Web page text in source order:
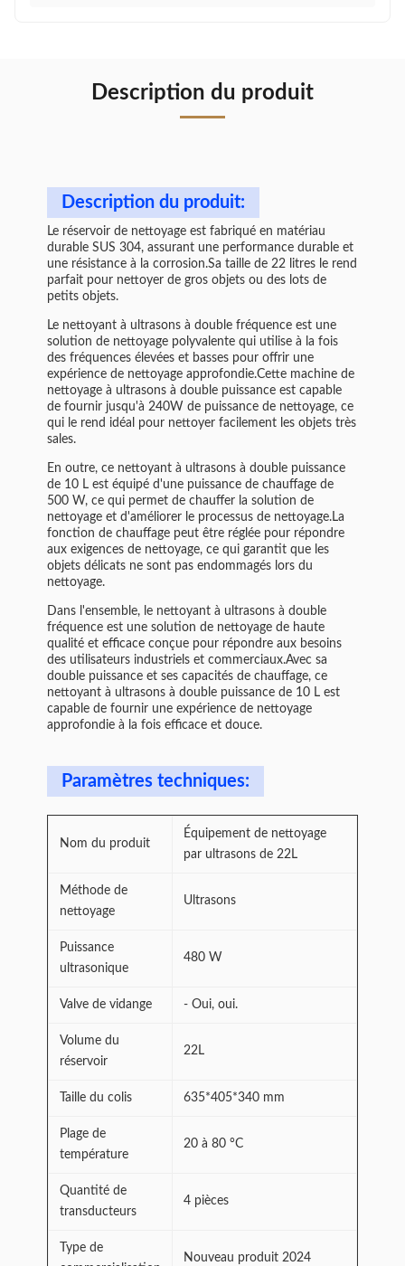
Description du produit
Description du produit:
Le réservoir de nettoyage est fabriqué en matériau
durable SUS 304, assurant une performance durable et
une résistance à la corrosion.Sa taille de 22 litres le rend
parfait pour nettoyer de gros objets ou des lots de
petits objets.
Le nettoyant à ultrasons à double fréquence est une
solution de nettoyage polyvalente qui utilise à la fois
des fréquences élevées et basses pour offrir une
expérience de nettoyage approfondie.Cette machine de
nettoyage à ultrasons à double puissance est capable
de fournir jusqu'à 240W de puissance de nettoyage, ce
qui le rend idéal pour nettoyer facilement les objets très
sales.
En outre, ce nettoyant à ultrasons à double puissance
de 10 L est équipé d'une puissance de chauffage de
500 W, ce qui permet de chauffer la solution de
nettoyage et d'améliorer le processus de nettoyage.La
fonction de chauffage peut être réglée pour répondre
aux exigences de nettoyage, ce qui garantit que les
objets délicats ne sont pas endommagés lors du
nettoyage.
Dans l'ensemble, le nettoyant à ultrasons à double
fréquence est une solution de nettoyage de haute
qualité et efficace conçue pour répondre aux besoins
des utilisateurs industriels et commerciaux.Avec sa
double puissance et ses capacités de chauffage, ce
nettoyant à ultrasons à double puissance de 10 L est
capable de fournir une expérience de nettoyage
approfondie à la fois efficace et douce.
Paramètres techniques:
Nom du produit
Équipement de nettoyage
par ultrasons de 22L
Méthode de
nettoyage
Ultrasons
Puissance
ultrasonique
480 W
Valve de vidange - Oui, oui.
Volume du
réservoir
22L
Taille du colis 635*405*340 mm
Plage de
température
20 à 80 °C
Quantité de
transducteurs
4 pièces
Type de
Nouveau produit 2024